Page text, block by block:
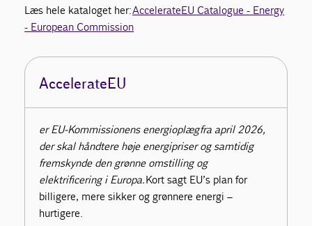
Læs hele kataloget her:AccelerateEU Catalogue - Energy
- European Commission
AccelerateEU
er EU-Kommissionens energioplæg fra april 2026,
der skal håndtere høje energipriser og samtidig
fremskynde den grønne omstilling og
elektrificering i Europa.Kort sagt EU’s plan for
billigere, mere sikker og grønnere energi –
hurtigere.